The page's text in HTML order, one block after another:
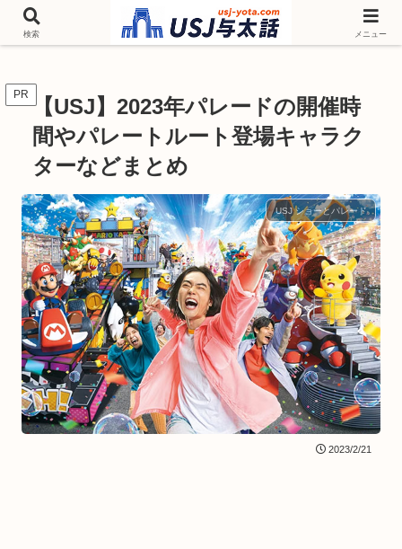
チケットやシーズンイベント ニンテンドーワールド アトラクションなどユニ
バを歩いて情報収集しています
PR 【USJ】2023年パレードの開催時
間やパレートルート登場キャラク
ターなどまとめ
USJ ショーとパレード
2023/2/21
検索 メニュー